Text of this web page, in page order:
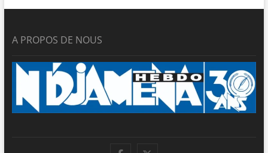
A PROPOS DE NOUS